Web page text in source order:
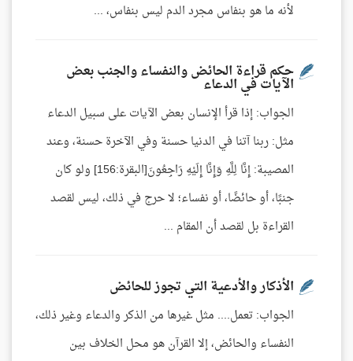
لأنه ما هو بنفاس مجرد الدم ليس بنفاس، ...
حكم قراءة الحائض والنفساء والجنب بعض
الآيات في الدعاء
الجواب: إذا قرأ الإنسان بعض الآيات على سبيل الدعاء
مثل: ربنا آتنا في الدنيا حسنة وفي الآخرة حسنة، وعند
المصيبة: إِنَّا لِلَّهِ وَإِنَّا إِلَيْهِ رَاجِعُونَ[البقرة:156] ولو كان
جنبًا، أو حائضًا، أو نفساء؛ لا حرج في ذلك، ليس لقصد
القراءة بل لقصد أن المقام ...
الأذكار والأدعية التي تجوز للحائض
الجواب: تعمل.... مثل غيرها من الذكر والدعاء وغير ذلك،
النفساء والحائض، إلا القرآن هو محل الخلاف بين